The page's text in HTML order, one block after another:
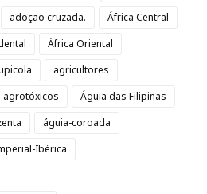
adoção cruzada.
África Central
África Oriental
agricultores
agrotóxicos
Águia das Filipinas
águia-coroada
Ibérica